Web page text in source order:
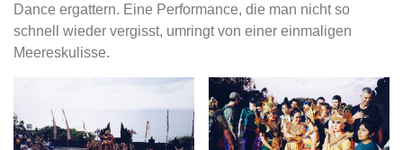
Dance ergattern. Eine Performance, die man nicht so
schnell wieder vergisst, umringt von einer einmaligen
Meereskulisse.